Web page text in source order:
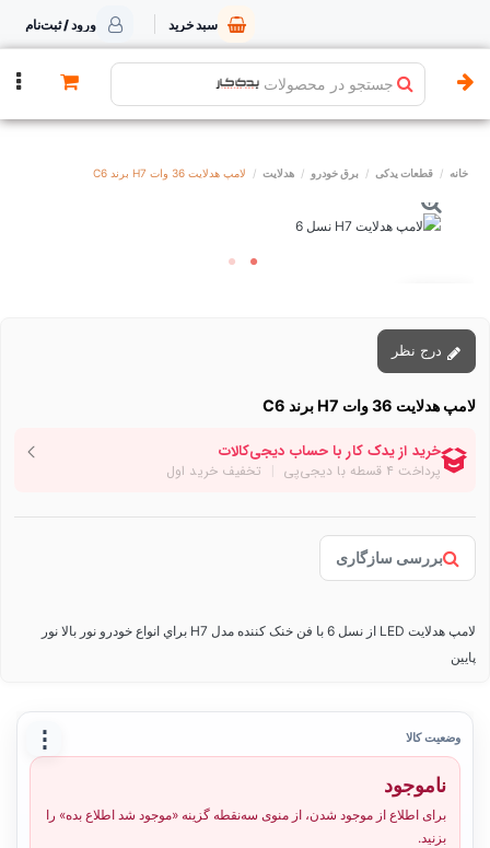
سبد خرید ورود / ثبت‌نام
جستجو در محصولات
خانه قطعات یدکی برق خودرو هدلایت لامپ هدلایت 36 وات H7 برند C6
لامپ هدلایت 36 وات H7 برند C6
بررسی سازگاری
لامپ هدلایت LED از نسل 6 با فن خنک کننده مدل H7 براي انواع خودرو نور بالا نور
پایین
⋮ وضعیت کالا
ناموجود
برای اطلاع از موجود شدن، از منوی سه‌نقطه گزینه «موجود شد اطلاع بده» را
بزنید.